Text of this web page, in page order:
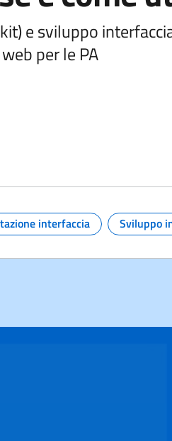
e sviluppo
per le PA
Argomento:
interfaccia Sviluppo